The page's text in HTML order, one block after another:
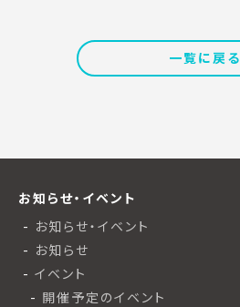
一覧に戻る
お知らせ・イベント
お知らせ・イベント
お知らせ
イベント
開催予定のイベント